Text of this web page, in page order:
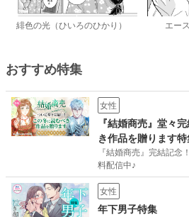
緋色の光（ひいろのひかり） エー
おすすめ特集
女性
『結婚商売』堂々
き作品を贈ります特
『結婚商売』完結記念
料配信中♪
女性
年下男子特集